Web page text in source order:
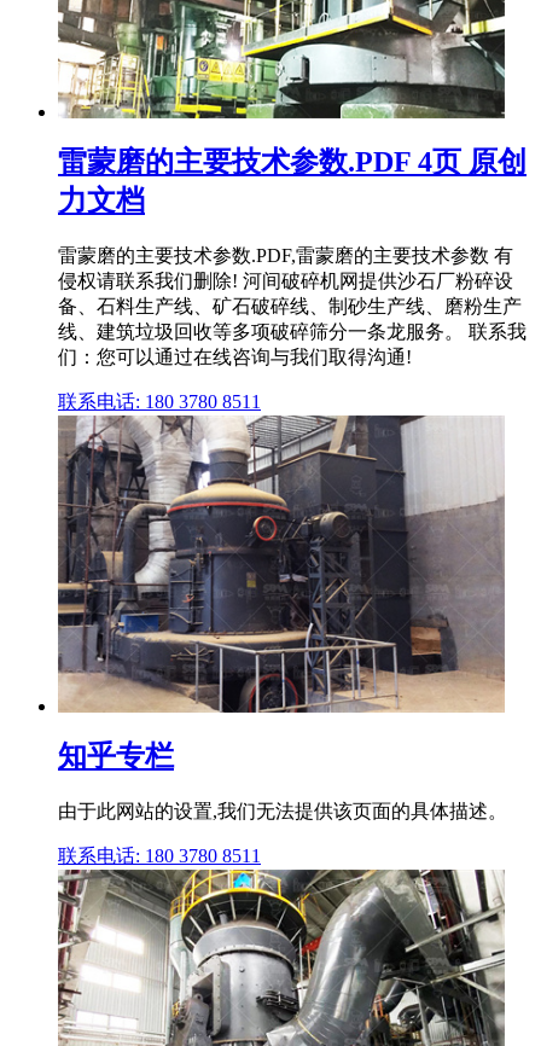
雷蒙磨的主要技术参数.PDF 4页 原创
力文档
雷蒙磨的主要技术参数.PDF,雷蒙磨的主要技术参数 有
侵权请联系我们删除! 河间破碎机网提供沙石厂粉碎设
备、石料生产线、矿石破碎线、制砂生产线、磨粉生产
线、建筑垃圾回收等多项破碎筛分一条龙服务。 联系我
们：您可以通过在线咨询与我们取得沟通!
联系电话: 180 3780 8511
知乎专栏
由于此网站的设置,我们无法提供该页面的具体描述。
联系电话: 180 3780 8511